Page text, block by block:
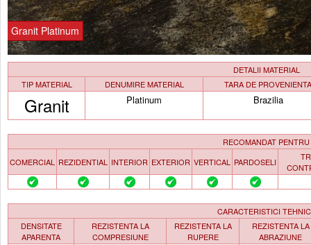
Granit Platinum
DETALII MATERIAL
TIP MATERIAL
DENUMIRE MATERIAL TARA DE PROVENIENTA
Granit Platinum Brazilia
RECOMANDAT PENTRU
COMERCIAL
REZIDENTIAL INTERIOR EXTERIOR VERTICAL PARDOSELI
CARACTERISTICI
DENSITATE
APARENTA
REZISTENTA LA
COMPRESIUNE
REZISTENTA LA
RUPERE
REZISTENTA LA
ABRAZIUNE